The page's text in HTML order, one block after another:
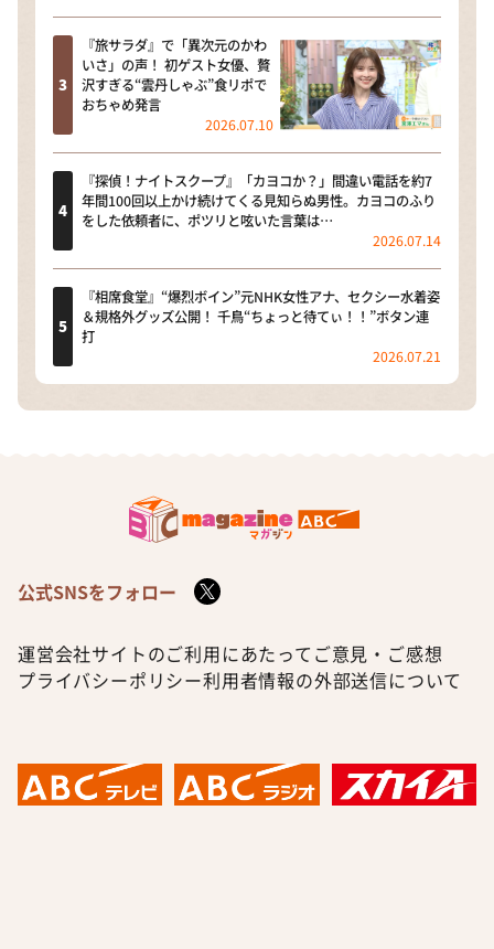
『旅サラダ』で「異次元のかわ
いさ」の声！ 初ゲスト女優、贅
沢すぎる“雲丹しゃぶ”食リポで
おちゃめ発言
2026.07.10
『探偵！ナイトスクープ』「カヨコか？」間違い電話を約7
年間100回以上かけ続けてくる見知らぬ男性。カヨコのふり
をした依頼者に、ポツリと呟いた言葉は…
2026.07.14
『相席食堂』“爆烈ボイン”元NHK女性アナ、セクシー水着姿
＆規格外グッズ公開！ 千鳥“ちょっと待てぃ！！”ボタン連
打
2026.07.21
公式SNSをフォロー
運営会社サイトのご利用にあたって ご意見・ご感想
プライバシーポリシー利用者情報の外部送信について